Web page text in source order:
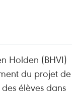
Holden (BHVI)
du projet de
élèves dans